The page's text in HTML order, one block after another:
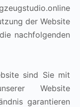
der Website
nachfolgenden
sind Sie mit
Website
garantieren